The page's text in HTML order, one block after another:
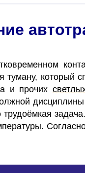
который
и прочих
трудоёмкая